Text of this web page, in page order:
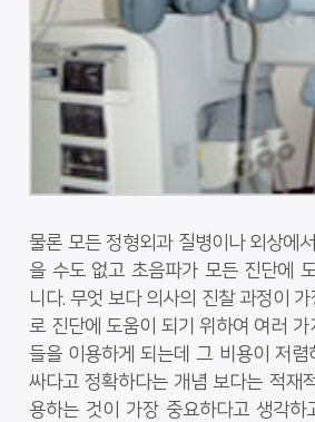
물론 모든 정형외과 질병이나 외상에
을 수도 없고 초음파가 모든 진단에
니다. 무엇 보다 의사의 진찰 과정이
로 진단에 도움이 되기 위하여 여러 가
들을 이용하게 되는데 그 비용이 저렴
싸다고 정확하다는 개념 보다는 적재
용하는 것이 가장 중요하다고 생각하